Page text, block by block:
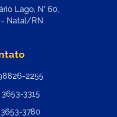
Lago, N° 60,
- Natal/RN
2255
3315
3780